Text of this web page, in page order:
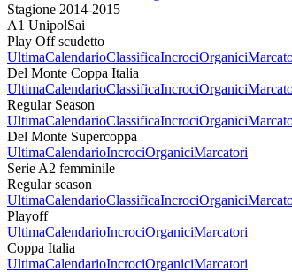
Stagione 2014-2015
A1 UnipolSai
Play Off scudetto
UltimaCalendarioClassificaIncrociOrganici
Del Monte Coppa Italia
UltimaCalendarioClassificaIncrociOrganici
Regular Season
UltimaCalendarioClassificaIncrociOrganici
Del Monte Supercoppa
UltimaCalendarioIncrociOrganiciMarcatori
Serie A2 femminile
Regular season
UltimaCalendarioClassificaIncrociOrganici
Playoff
UltimaCalendarioIncrociOrganiciMarcatori
Coppa Italia
UltimaCalendarioIncrociOrganiciMarcatori